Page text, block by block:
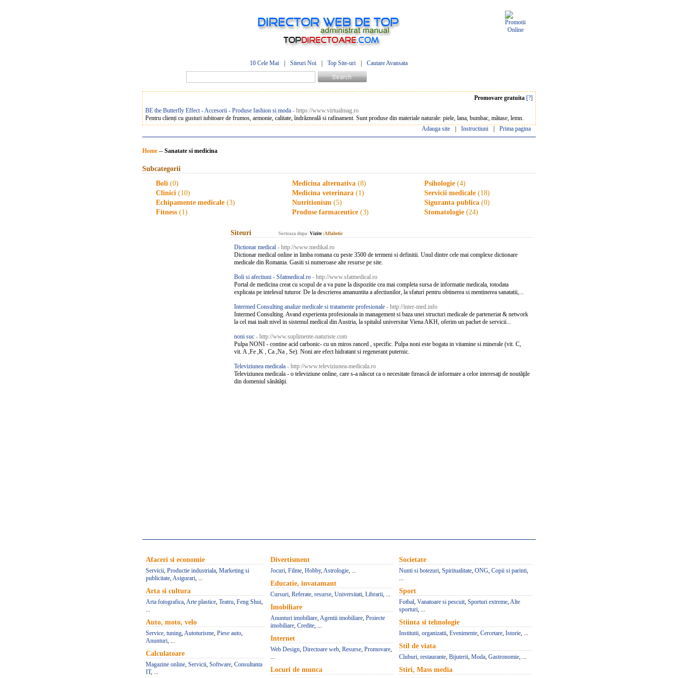
10 Cele Mai Siteuri Noi Top Site-uri Cautare Avansata
Promovare gratuita [?]
BE the Butterfly Effect - Accesorii - Produse fashion si moda - https://www.virtualmag.ro
Pentru clienți cu gusturi iubitoare de frumos, armonie, calitate, îndrăzneală si rafinament. Sunt produse din materiale naturale: piele, lana, bumbac, mătase, lemn.
Adauga site
Instructiuni Prima pagina
Home -- Sanatate si medicina
Subcategorii
Boli (0)
Clinici (10)
Echipamente medicale (3)
Fitness (1)
Medicina alternativa (8)
Medicina veterinara (1)
Nutritionism (5)
Produse farmaceutice (3)
Psihologie (4)
Servicii medicale (18)
Siguranta publica (0)
Stomatologie (24)
Siteuri Sorteaza dupa: Vizite Alfabetic
Dictionar medical - http://www.medikal.ro
Dictionar medical online in limba romana cu peste 3500 de termeni si definitii. Unul dintre cele mai complexe dictionare
medicale din Romania. Gasiti si numeroase alte resurse pe site.
Boli si afectiuni - Sfatmedical.ro - http://www.sfatmedical.ro
Portal de medicina creat cu scopul de a va pune la dispozitie cea mai completa sursa de informatie medicala, totodata
explicata pe intelesul tuturor. De la descrierea amanuntita a afectiunilor, la sfaturi pentru obtinerea si mentinerea sanatatii,...
Intermed Consulting analize medicale si tratamente profesionale - http://inter-med.info
Intermed Consulting. Avand experienta profesionala in management si baza unei structuri medicale de parteneriat & network
la cel mai inalt nivel in sistemul medical din Austria, la spitalul universitar Viena AKH, oferim un pachet de servicii...
noni suc - http://www.suplimente-naturiste.com
Pulpa NONI - contine acid carbonic- cu un miros ranced , specific. Pulpa noni este bogata in vitamine si minerale (vit. C,
vit. A ,Fe ,K , Ca ,Na , Se). Noni are efect hidratant si regenerant puternic.
Televiziunea medicala - http://www.televiziunea-medicala.ro
Televiziunea medicala - o televiziune online, care s-a născut ca o necesitate firească de informare a celor interesaţi de noutăţile
din domeniul sănătăţii.
Afaceri si economie
Servicii, Productie industriala, Marketing si
publicitate,Asigurari, ...
Arta si cultura
Arta fotografica,Arte plastice, Teatru, Feng Shui,
...
Auto, moto, velo
Service, tuning,Autoturisme, Piese auto,
Anunturi, ...
Calculatoare
Magazine online, Servicii, Software, Consultanta
IT, ...
Divertisment
Jocuri, Filme, Hobby,Astrologie, ...
Educatie, invatamant
Cursuri, Referate, resurse, Universitati, Librarii, ...
Imobiliare
Anunturi imobiliare,Agentii imobiliare, Proiecte
imobiliare, Credite, ...
Internet
Web Design, Directoare web, Resurse, Promovare,
...
Locuri de munca
Societate
Nunti si botezuri, Spiritualitate, ONG, Copii si parinti,
...
Sport
Fotbal, Vanatoare si pescuit, Sporturi extreme,Alte
sporturi, ...
Stiinta si tehnologie
Institutii, organizatii, Evenimente, Cercetare, Istorie, ...
Stil de viata
Cluburi, restaurante, Bijuterii, Moda, Gastronomie, ...
Stiri, Mass media